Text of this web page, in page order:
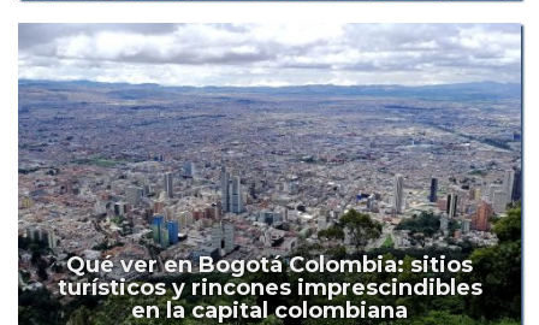
Qué ver en Bogotá Colombia: sitios
turísticos y rincones imprescindibles
en la capital colombiana